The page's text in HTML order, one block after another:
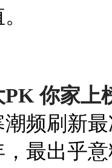
PK 你家上
潮频刷新
最出乎